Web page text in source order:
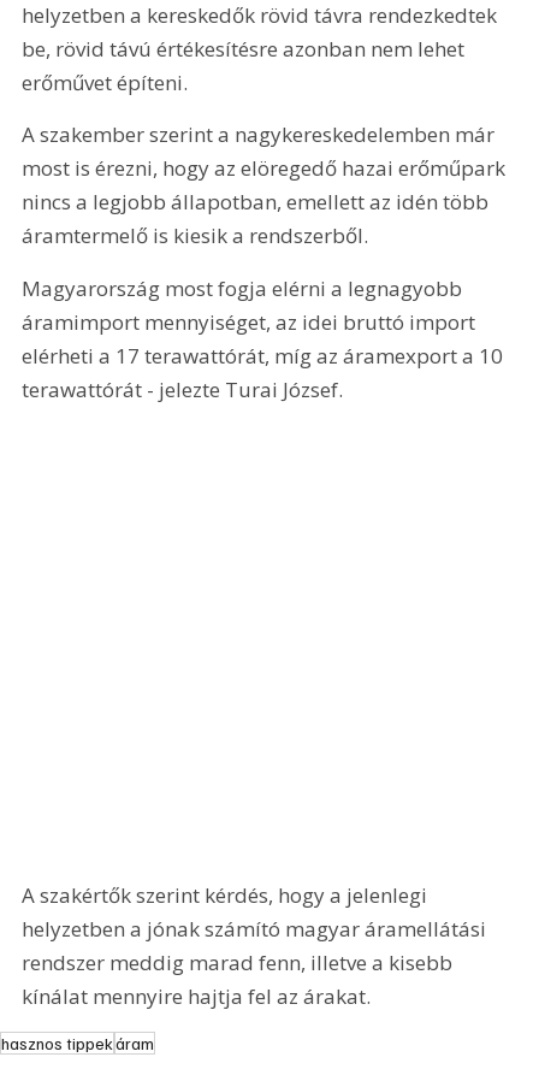
helyzetben a kereskedők rövid távra rendezkedtek
be, rövid távú értékesítésre azonban nem lehet
erőművet építeni.
A szakember szerint a nagykereskedelemben már
most is érezni, hogy az elöregedő hazai erőműpark
nincs a legjobb állapotban, emellett az idén több
áramtermelő is kiesik a rendszerből.
Magyarország most fogja elérni a legnagyobb
áramimport mennyiséget, az idei bruttó import
elérheti a 17 terawattórát, míg az áramexport a 10
terawattórát - jelezte Turai József.
A szakértők szerint kérdés, hogy a jelenlegi
helyzetben a jónak számító magyar áramellátási
rendszer meddig marad fenn, illetve a kisebb
kínálat mennyire hajtja fel az árakat.
hasznos tippekáram